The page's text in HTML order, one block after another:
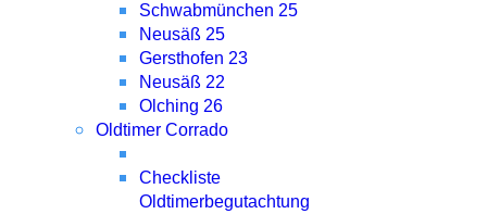
Schwabmünchen 25
Neusäß 25
Gersthofen 23
Neusäß 22
Olching 26
Oldtimer Corrado
Checkliste
Oldtimerbegutachtung